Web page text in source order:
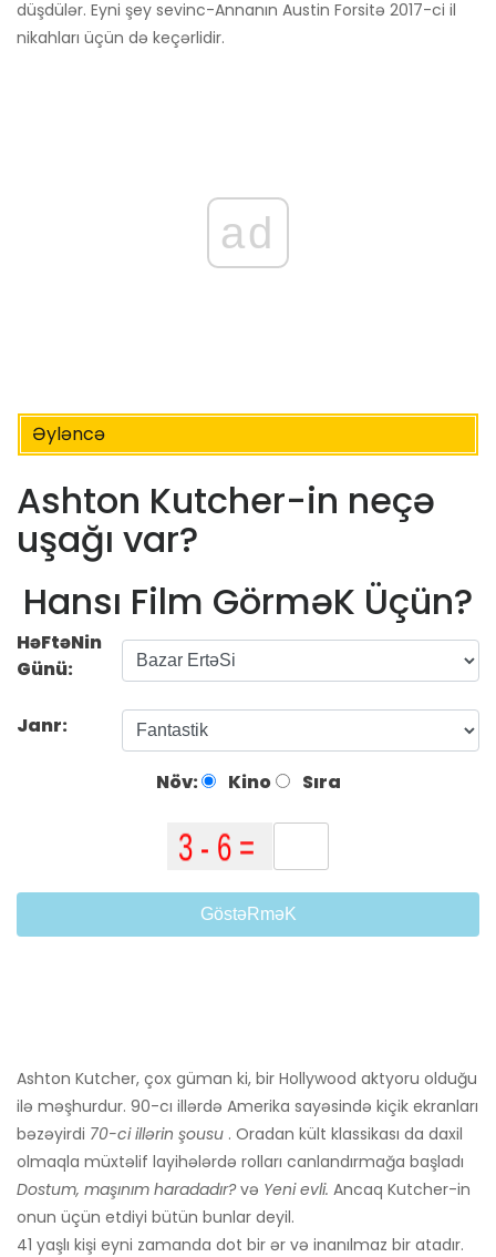
düşdülər. Eyni şey sevinc-Annanın Austin Forsitə 2017-ci il
nikahları üçün də keçərlidir.
ad
Əyləncə
Ashton Kutcher-in neçə
uşağı var?
Hansı Film GörməK Üçün?
HəFtəNin
Günü:
Janr:
Növ: Kino Sıra
GöstəRməK
Ashton Kutcher, çox güman ki, bir Hollywood aktyoru olduğu
ilə məşhurdur. 90-cı illərdə Amerika sayəsində kiçik ekranları
bəzəyirdi 70-ci illərin şousu . Oradan kült klassikası da daxil
olmaqla müxtəlif layihələrdə rolları canlandırmağa başladı
Dostum, maşınım haradadır?və Yeni evli. Ancaq Kutcher-in
onun üçün etdiyi bütün bunlar deyil.
41 yaşlı kişi eyni zamanda dot bir ər və inanılmaz bir atadır.